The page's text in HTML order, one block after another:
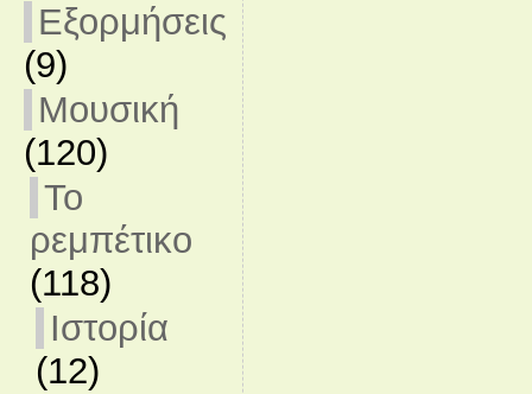
Εξορμήσεις
(9)
Μουσική
(120)
Το
ρεμπέτικο
(118)
Ιστορία
(12)